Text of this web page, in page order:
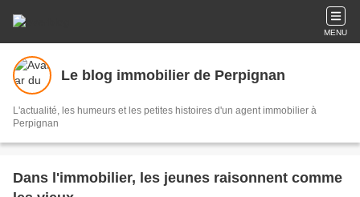
MENU
Le blog immobilier de Perpignan
L'actualité, les humeurs et les petites histoires d'un agent immobilier à
Perpignan
Dans l'immobilier, les jeunes raisonnent comme